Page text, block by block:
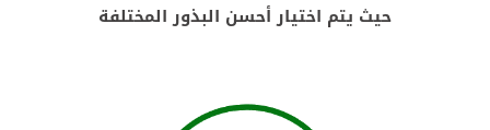
حيث يتم اختيار أحسن البذور المختلفة